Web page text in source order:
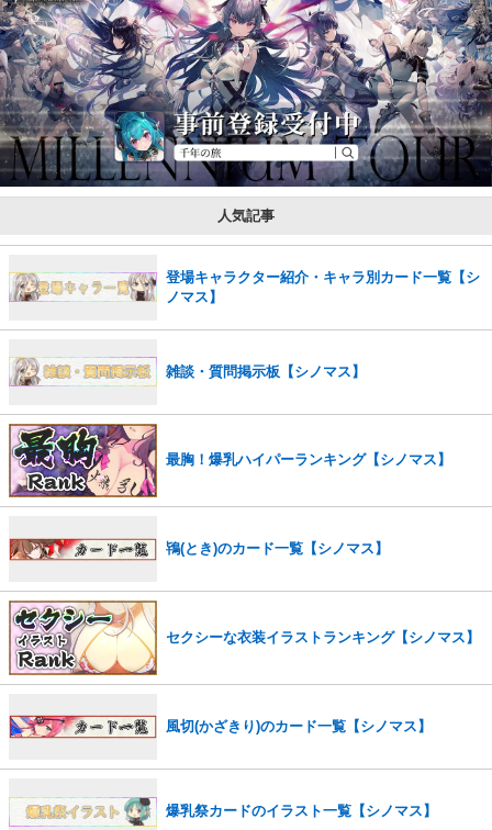
人気記事
登場キャラクター紹介・キャラ別カード一覧【シ
ノマス】
雑談・質問掲示板【シノマス】
最胸！爆乳ハイパーランキング【シノマス】
鴇(とき)のカード一覧【シノマス】
セクシーな衣装イラストランキング【シノマス】
風切(かざきり)のカード一覧【シノマス】
爆乳祭カードのイラスト一覧【シノマス】